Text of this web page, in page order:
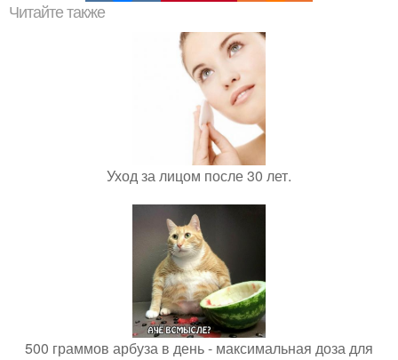
Читайте также
Уход за лицом после 30 лет.
500 граммов арбуза в день - максимальная доза для